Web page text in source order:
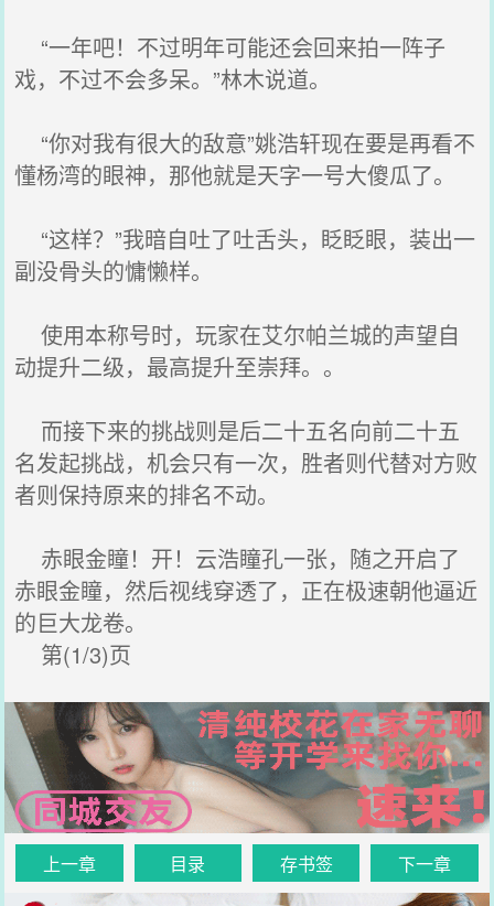
“一年吧！不过明年可能还会回来拍一阵子
戏，不过不会多呆。”林木说道。
“你对我有很大的敌意”姚浩轩现在要是再看不
懂杨湾的眼神，那他就是天字一号大傻瓜了。
“这样？”我暗自吐了吐舌头，眨眨眼，装出一
副没骨头的慵懒样。
使用本称号时，玩家在艾尔帕兰城的声望自
动提升二级，最高提升至崇拜。。
而接下来的挑战则是后二十五名向前二十五
名发起挑战，机会只有一次，胜者则代替对方败
者则保持原来的排名不动。
赤眼金瞳！开！云浩瞳孔一张，随之开启了
赤眼金瞳，然后视线穿透了，正在极速朝他逼近
的巨大龙卷。
第(1/3)页
上一章 目录 存书签 下一章